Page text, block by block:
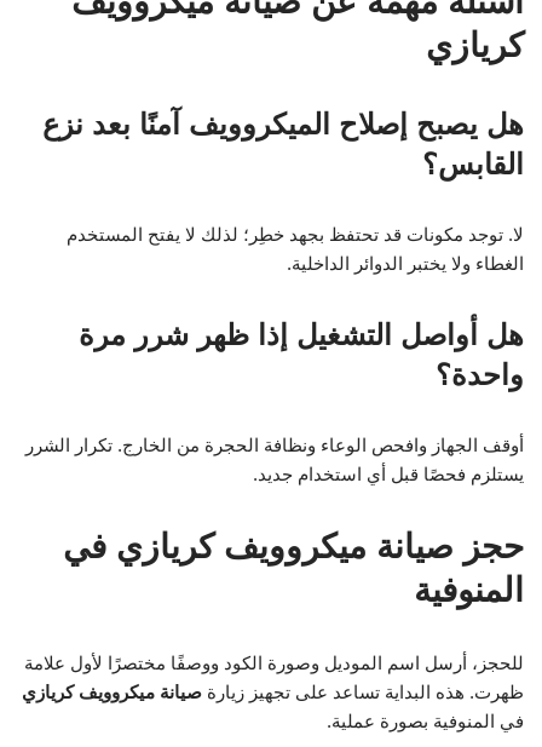
كريازي
هل يصبح إصلاح الميكروويف آمنًا بعد نزع
القابس؟
لا. توجد مكونات قد تحتفظ بجهد خطِر؛ لذلك لا يفتح المستخدم
الغطاء ولا يختبر الدوائر الداخلية.
هل أواصل التشغيل إذا ظهر شرر مرة
واحدة؟
أوقف الجهاز وافحص الوعاء ونظافة الحجرة من الخارج. تكرار الشرر
يستلزم فحصًا قبل أي استخدام جديد.
حجز صيانة ميكروويف كريازي في
المنوفية
للحجز، أرسل اسم الموديل وصورة الكود ووصفًا مختصرًا لأول علامة
ظهرت. هذه البداية تساعد على تجهيز زيارة صيانة ميكروويف كريازي
في المنوفية بصورة عملية.